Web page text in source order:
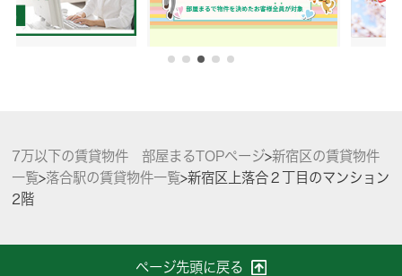
7万以下の賃貸物件 部屋まるTOPページ>新宿区の賃貸物件
一覧>落合駅の賃貸物件一覧>新宿区上落合２丁目のマンション
2階
ページ先頭に戻る